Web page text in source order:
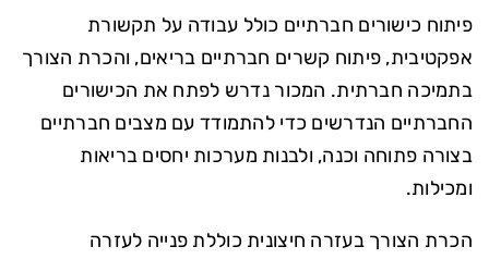
פיתוח כישורים חברתיים כולל עבודה על תקשורת
אפקטיבית, פיתוח קשרים חברתיים בריאים, והכרת הצורך
בתמיכה חברתית. המכור נדרש לפתח את הכישורים
החברתיים הנדרשים כדי להתמודד עם מצבים חברתיים
בצורה פתוחה וכנה, ולבנות מערכות יחסים בריאות
ומכילות.
הכרת הצורך בעזרה חיצונית כוללת פנייה לעזרה